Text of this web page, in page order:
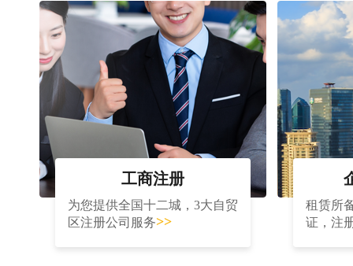
工商注册
为您提供全国十二城，3大自贸
区注册公司服务>>
租赁所
证，注